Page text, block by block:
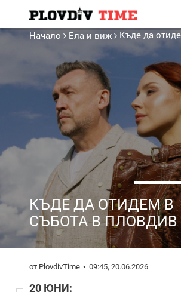
Начало Ела и виж
КЪДЕ ДА ОТИДЕМ В
СЪБОТА В ПЛОВДИВ
от PlovdivTime 09:45, 20.06.2026
20 ЮНИ: